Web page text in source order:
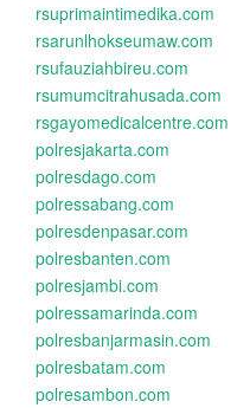
rsuprimaintimedika.com
rsarunlhokseumaw.com
rsufauziahbireu.com
rsumumcitrahusada.com
rsgayomedicalcentre.com
polresjakarta.com
polresdago.com
polressabang.com
polresdenpasar.com
polresbanten.com
polresjambi.com
polressamarinda.com
polresbanjarmasin.com
polresbatam.com
polresambon.com